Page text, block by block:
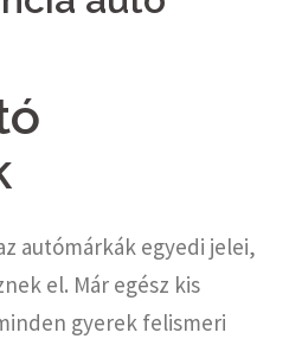
autómárkák egyedi jelei,
el. Már egész kis
gyerek felismeri